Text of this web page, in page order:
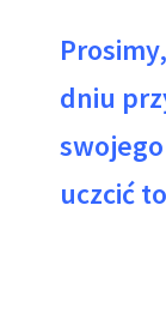
dniu
uczcić